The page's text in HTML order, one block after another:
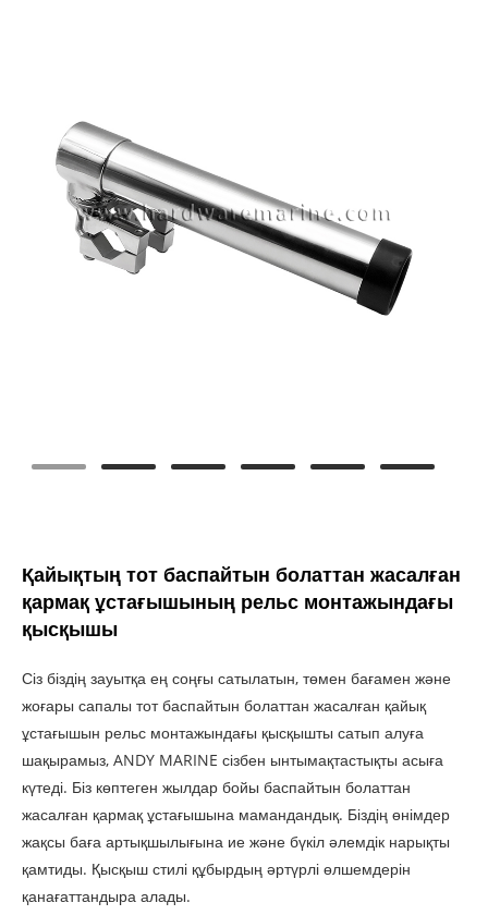
Қайықтың тот баспайтын болаттан жасалған
қармақ ұстағышының рельс монтажындағы
қысқышы
Сіз біздің зауытқа ең соңғы сатылатын, төмен бағамен және
жоғары сапалы тот баспайтын болаттан жасалған қайық
ұстағышын рельс монтажындағы қысқышты сатып алуға
шақырамыз, ANDY MARINE сізбен ынтымақтастықты асыға
күтеді. Біз көптеген жылдар бойы баспайтын болаттан
жасалған қармақ ұстағышына мамандандық. Біздің өнімдер
жақсы баға артықшылығына ие және бүкіл әлемдік нарықты
қамтиды. Қысқыш стилі құбырдың әртүрлі өлшемдерін
қанағаттандыра алады.